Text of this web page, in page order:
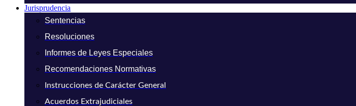
Jurisprudencia
Sentencias
Resoluciones
Informes de Leyes Especiales
Recomendaciones Normativas
Instrucciones de Carácter General
Acuerdos Extrajudiciales